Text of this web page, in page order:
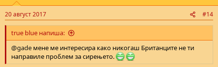
20 август 2017 #14
true blue напиша:
@gade мене ме интересира како никогаш Британците не ти
направиле проблем за сирењето.